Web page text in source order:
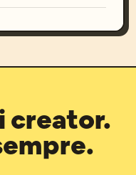
creator.